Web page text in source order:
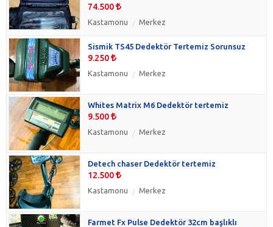
74.500
Kastamonu Merkez
Sismik TS45 Dedektör Tertemiz Sorunsuz
9.250
Kastamonu Merkez
Whites Matrix M6 Dedektör tertemiz
9.500
Kastamonu Merkez
Detech chaser Dedektör tertemiz
12.500
Kastamonu Merkez
Farmet Fx Pulse Dedektör 32cm başlıklı